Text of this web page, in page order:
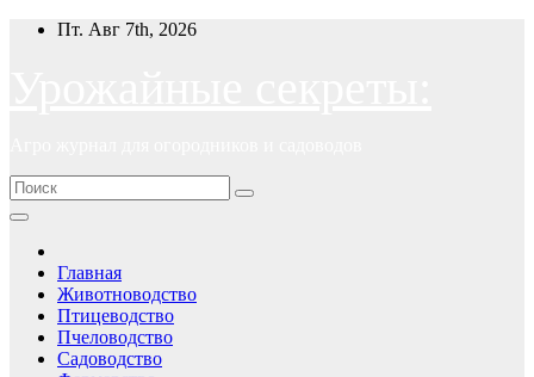
ПерейтиПт. Авг 7th, 2026
Главная
Животноводство
Птицеводство
Пчеловодство
Садоводство